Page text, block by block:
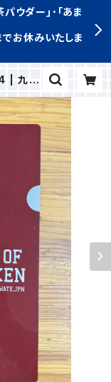
ウダー｣･｢あま
お休みいたしま
| 九戸